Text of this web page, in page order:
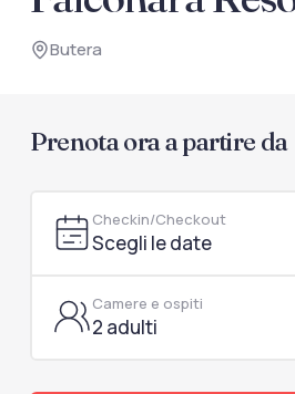
documenti di viaggio.
Butera
Prenota ora a partire da
Checkin/Checkout
Scegli le date
Camere e ospiti
2 adulti